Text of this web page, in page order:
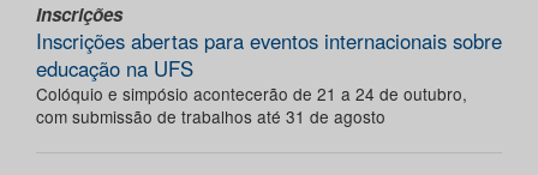
Inscrições
Inscrições abertas para eventos internacionais sobre
educação na UFS
Colóquio e simpósio acontecerão de 21 a 24 de outubro,
com submissão de trabalhos até 31 de agosto